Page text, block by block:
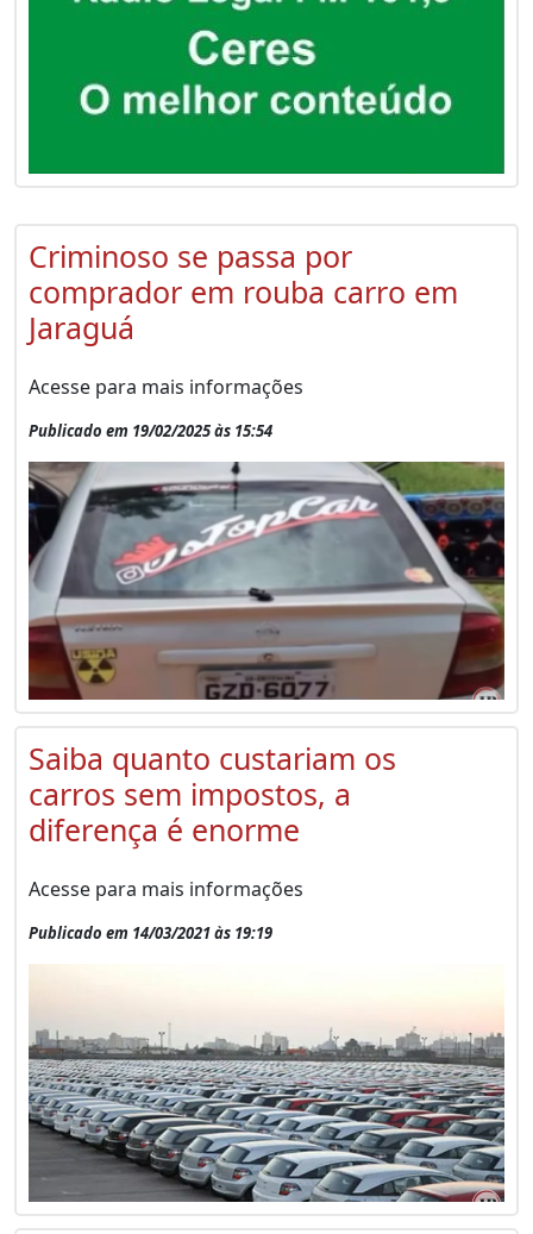
Criminoso se passa por
comprador em rouba carro em
Jaraguá
Acesse para mais informações
Publicado em 19/02/2025 às 15:54
Saiba quanto custariam os
carros sem impostos, a
diferença é enorme
Acesse para mais informações
Publicado em 14/03/2021 às 19:19